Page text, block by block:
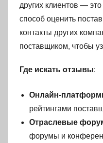
других клиентов —
способ оценить
контакты других
поставщиком, чтобы
Где искать отзывы:
Онлайн-
рейтингами
Отраслевые
форумы и